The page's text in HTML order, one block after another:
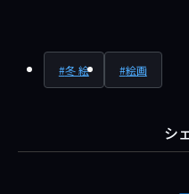
冬 絵 絵画
シ